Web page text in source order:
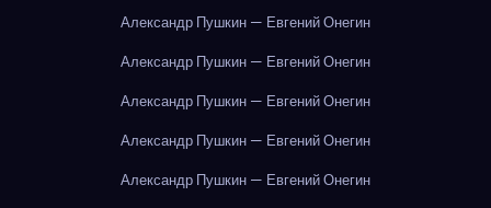
Александр Пушкин — Евгений Онегин
Александр Пушкин — Евгений Онегин
Александр Пушкин — Евгений Онегин
Александр Пушкин — Евгений Онегин
Александр Пушкин — Евгений Онегин